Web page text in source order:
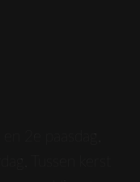
2e paasdag,
Tussen kerst